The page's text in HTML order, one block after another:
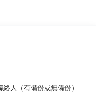
人（有備份或無備份）